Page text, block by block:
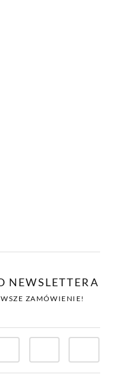
NEWSLETTERA
ZAMÓWIENIE!